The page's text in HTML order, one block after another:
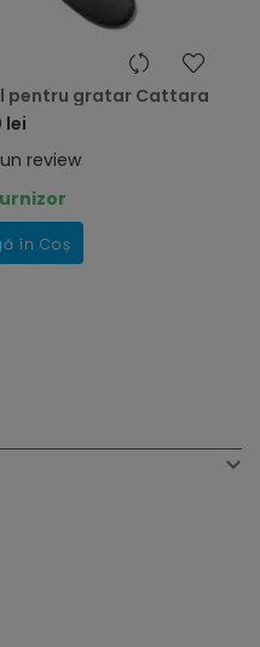
pentru gratar Cattara
lei
review
în Coș
